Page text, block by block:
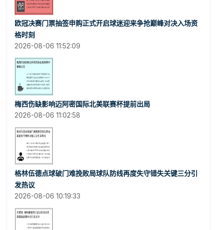
欧冠决赛门票抽签申购正式开启球迷迎来争抢巅峰对决入场资
格时刻
2026-08-06 11:52:09
梅西伤缺影响迈阿密国际北美联赛杯提前出局
2026-08-06 11:02:58
格林伍德点球破门难挽败局球队防线再度失守错失关键三分引
发热议
2026-08-06 10:19:33